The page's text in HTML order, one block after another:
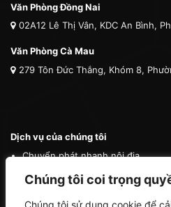
Chúng tôi coi trọng
Chúng tôi sử dụng cookie để
Văn Phòng Đồng Nai
02A12 Lê Thị Vân, KDC An Bình,
Văn Phòng Cà Mau
279 Tôn Đức Thắng, Khóm 8,
Dịch vụ của chúng tôi
Chuyển phát nhanh nội địa
Chuyển phát nhanh quốc tế